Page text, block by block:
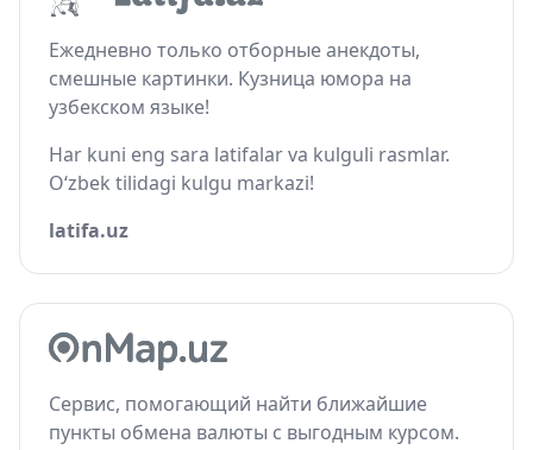
Ежедневно только отборные анекдоты,
смешные картинки. Кузница юмора на
узбекском языке!
Har kuni eng sara latifalar va kulguli rasmlar.
O‘zbek tilidagi kulgu markazi!
latifa.uz
Сервис, помогающий найти ближайшие
пункты обмена валюты с выгодным курсом.